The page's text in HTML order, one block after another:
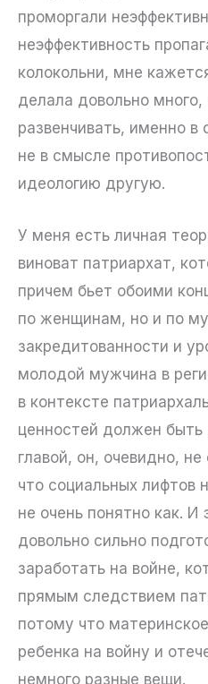
проморгали
неэффективность
колокольни, мне
делала довольно много,
развенчивать, именно в
не в смысле
идеологию другую.
У меня есть личная
виноват патриархат,
причем бьет обоими
по женщинам, но и по
закредитованности и
молодой мужчина в
в контексте
ценностей должен
главой, он, очевидно,
что социальных лифтов
не очень понятно как. И
довольно сильно
заработать на войне,
прямым следствием
потому что
ребенка на войну и
немного разные вещи.